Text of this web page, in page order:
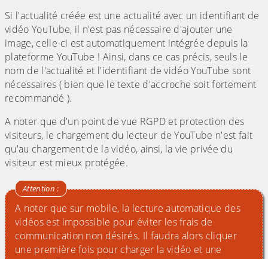
Si l'actualité créée est une actualité avec un identifiant de
vidéo YouTube, il n'est pas nécessaire d'ajouter une
image, celle-ci est automatiquement intégrée depuis la
plateforme YouTube ! Ainsi, dans ce cas précis, seuls le
nom de l'actualité et l'identifiant de vidéo YouTube sont
nécessaires ( bien que le texte d'accroche soit fortement
recommandé ).
A noter que d'un point de vue RGPD et protection des
visiteurs, le chargement du lecteur de YouTube n'est fait
qu'au chargement de la vidéo, ainsi, la vie privée du
visiteur est mieux protégée.
A noter que sur mobile, la lecture automatique des
vidéos est impossible pour éviter les frais de
communication non désirés. Il faudra alors cliquer
une première fois pour charger la vidéo et une